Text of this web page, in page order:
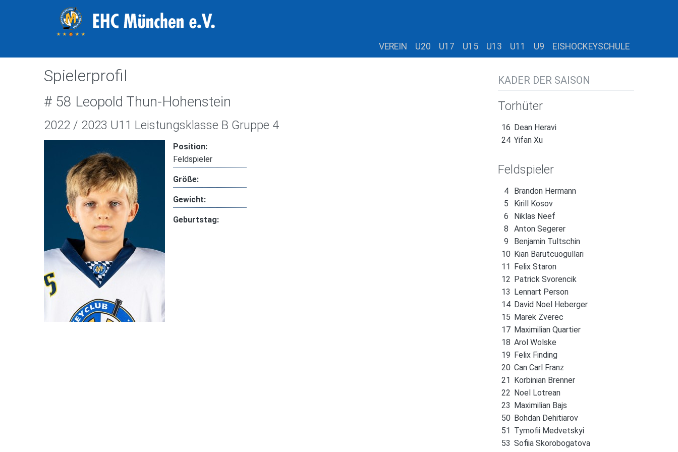
VEREIN U20 U17 U15 U13 U11 U9 EISHOCKEYSCHULE
Spielerprofil
# 58 Leopold Thun-Hohenstein
2022 / 2023 U11 Leistungsklasse B Gruppe 4
Position:
Feldspieler
Größe:
Gewicht:
Geburtstag:
KADER DER SAISON
Torhüter
16 Dean Heravi
24 Yifan Xu
Feldspieler
4
Brandon Hermann
5
Kirill Kosov
6
Niklas Neef
8
Anton Segerer
9
Benjamin Tultschin
10 Kian Barutcuogullari
11 Felix Staron
12 Patrick Svorencik
13 Lennart Person
14 David Noel Heberger
15 Marek Zverec
17 Maximilian Quartier
18 Arol Wolske
19 Felix Finding
20 Can Carl Franz
21 Korbinian Brenner
22 Noel Lotrean
23 Maximilian Bajs
50 Bohdan Dehitiarov
51 Tymofii Medvetskyi
53 Sofiia Skorobogatova